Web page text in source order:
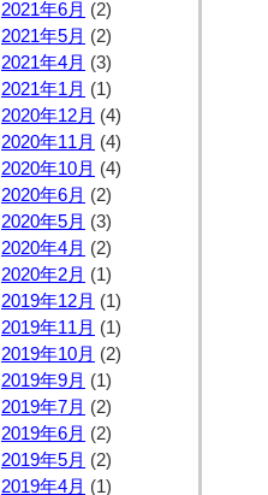
2021年6月 (2)
2021年5月 (2)
2021年4月 (3)
2021年1月 (1)
2020年12月 (4)
2020年11月 (4)
2020年10月 (4)
2020年6月 (2)
2020年5月 (3)
2020年4月 (2)
2020年2月 (1)
2019年12月 (1)
2019年11月 (1)
2019年10月 (2)
2019年9月 (1)
2019年7月 (2)
2019年6月 (2)
2019年5月 (2)
2019年4月 (1)